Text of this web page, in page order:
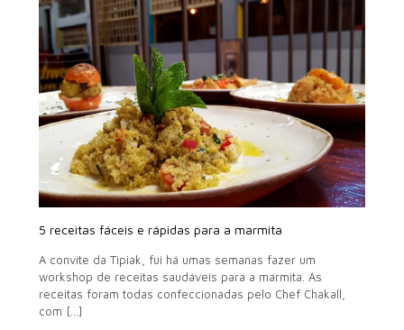
5 receitas fáceis e rápidas para a marmita
A convite da Tipiak, fui há umas semanas fazer um
workshop de receitas saudáveis para a marmita. As
receitas foram todas confeccionadas pelo Chef Chakall,
com […]